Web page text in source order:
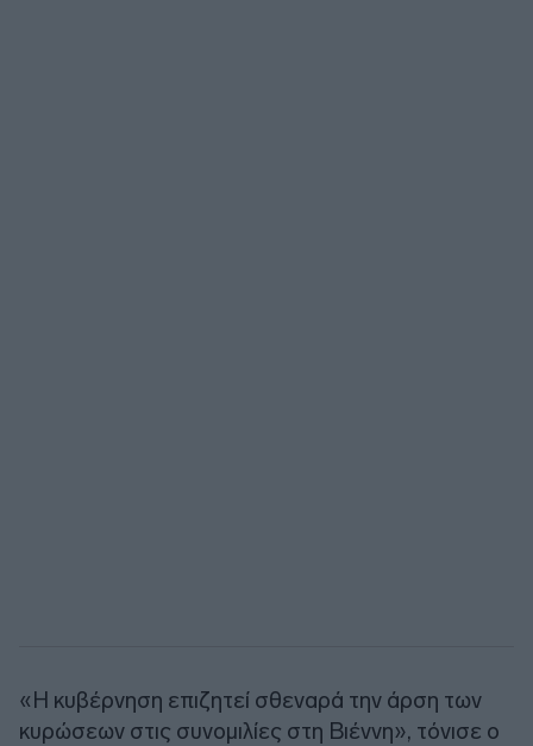
«Η κυβέρνηση επιζητεί σθεναρά την άρση των
κυρώσεων στις συνομιλίες στη Βιέννη», τόνισε ο